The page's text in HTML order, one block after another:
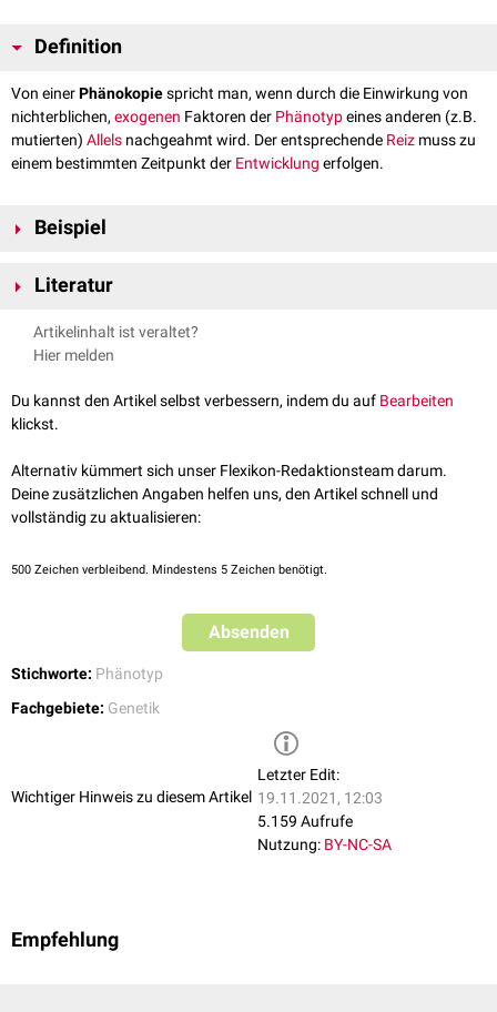
Definition
Von einerPhänokopiespricht man, wenn durch die Einwirkung von
nichterblichen, exogenen Faktoren der Phänotypeines anderen (z.B.
mutierten) Allels nachgeahmt wird. Der entsprechende Reiz muss zu
einem bestimmten Zeitpunkt der Entwicklung erfolgen.
Beispiel
Thalidomid(Contergan), das bei Einnahme durch schwangere Frauen zu
führt. Ähnliche Missbildungen treten auch beim
Syndrom auf, die durch
und TBX5 und ahmt dadurch den Phänotyp der Mutation nach.
Literatur
Douglas Futuyma: Evolutionsbiologie, Birkhäuser, 2. Auflage
Springer Kompaktlexikon der Biologie - Phänokopie
gesundheit.de - Phänokopie
, abgerufen am 16.11.2021
Artikelinhalt ist veraltet?
Hier melden
Du kannst den Artikel selbst verbessern, indem du auf Bearbeiten
klickst.
Alternativ kümmert sich unser Flexikon-Redaktionsteam darum.
Deine zusätzlichen Angaben helfen uns, den Artikel schnell und
vollständig zu aktualisieren:
500 Zeichen verbleibend. Mindestens 5 Zeichen benötigt.
Absenden
Stichworte: Phänotyp
Fachgebiete: Genetik
Wichtiger Hinweis zu diesem Artikel
Letzter Edit:
19.11.2021, 12:03
5.159 Aufrufe
Nutzung: BY-NC-SA
Empfehlung